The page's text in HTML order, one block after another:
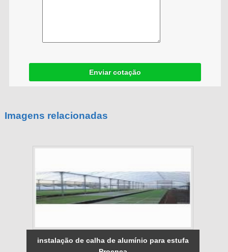
Enviar cotação
Imagens relacionadas
instalação de calha de alumínio para estufa